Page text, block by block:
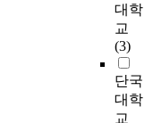
대학
교
(3)
단국
대학
교